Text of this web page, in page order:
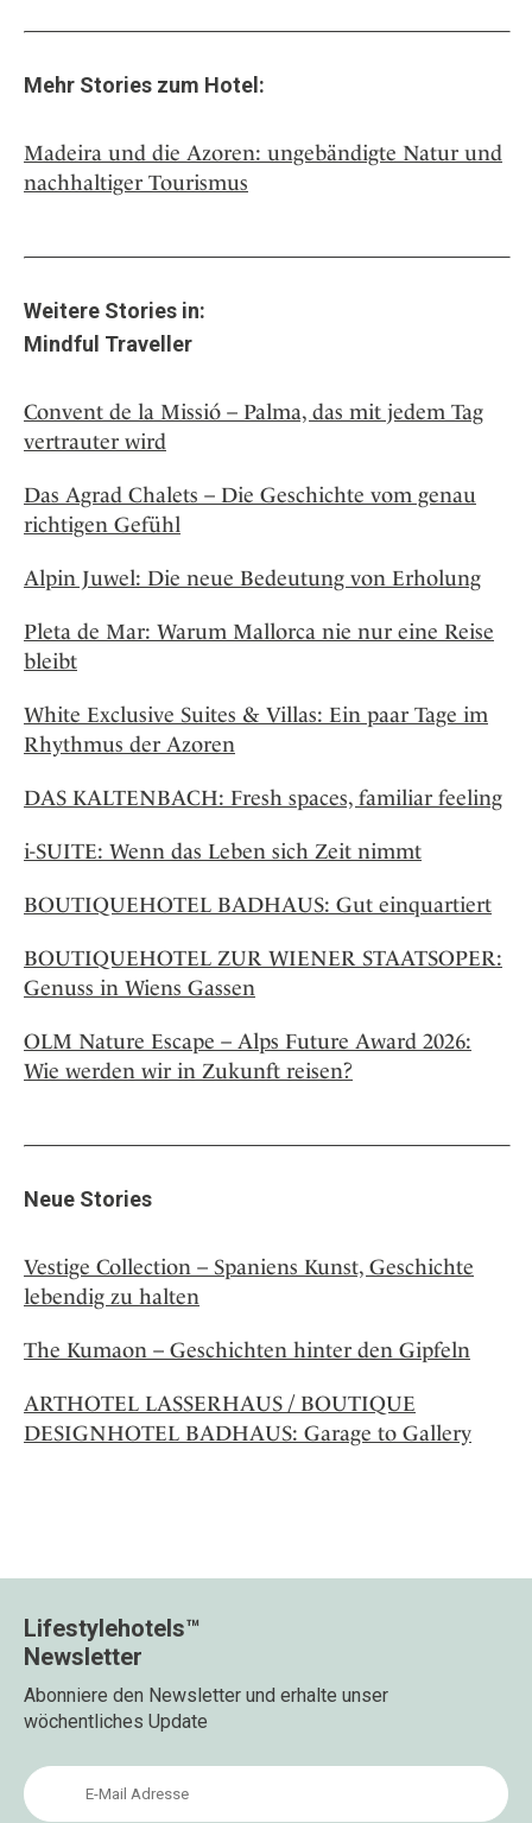
Mehr Stories zum Hotel:
Madeira und die Azoren: ungebändigte Natur und
nachhaltiger Tourismus
Weitere Stories in:
Mindful Traveller
Convent de la Missió – Palma, das mit jedem Tag
vertrauter wird
Das Agrad Chalets – Die Geschichte vom genau
richtigen Gefühl
Alpin Juwel: Die neue Bedeutung von Erholung
Pleta de Mar: Warum Mallorca nie nur eine Reise
bleibt
White Exclusive Suites & Villas: Ein paar Tage im
Rhythmus der Azoren
DAS KALTENBACH: Fresh spaces, familiar feeling
i-SUITE: Wenn das Leben sich Zeit nimmt
BOUTIQUEHOTEL BADHAUS: Gut einquartiert
BOUTIQUEHOTEL ZUR WIENER STAATSOPER:
Genuss in Wiens Gassen
OLM Nature Escape – Alps Future Award 2026:
Wie werden wir in Zukunft reisen?
Neue Stories
Vestige Collection – Spaniens Kunst, Geschichte
lebendig zu halten
The Kumaon – Geschichten hinter den Gipfeln
ARTHOTEL LASSERHAUS / BOUTIQUE
DESIGNHOTEL BADHAUS: Garage to Gallery
Lifestylehotels™
Newsletter
Abonniere den Newsletter und erhalte unser
wöchentliches Update